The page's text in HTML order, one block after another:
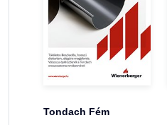
Tondach Fém